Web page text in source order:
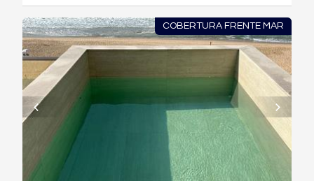
COBERTURA FRENTE MAR